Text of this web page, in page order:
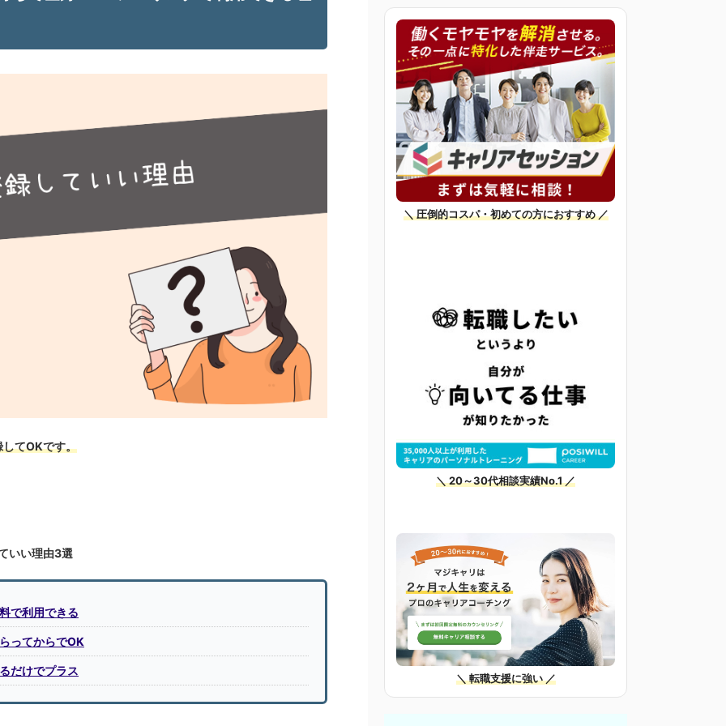
してOKです。
いい理由3選
で利用できる
ってからでOK
だけでプラス
＼ 圧倒的コスパ・初めての方におすすめ ／
＼ 20～30代相談実績No.1 ／
＼ 転職支援に強い ／